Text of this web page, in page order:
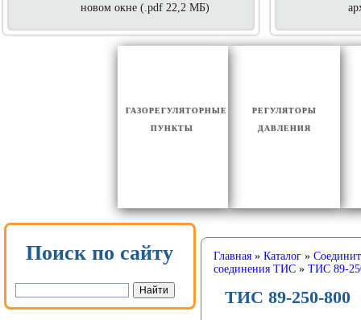
новом окне (.pdf 22,2 МБ)
РЕГУЛЯТОРЫ
ДАВЛЕНИЯ
ГАЗОРЕГУЛЯТОРНЫЕ
ПУНКТЫ
Поиск по сайту Главная» Каталог»
соединения ТИС» ТИС 89-
ТИС 89-250-800